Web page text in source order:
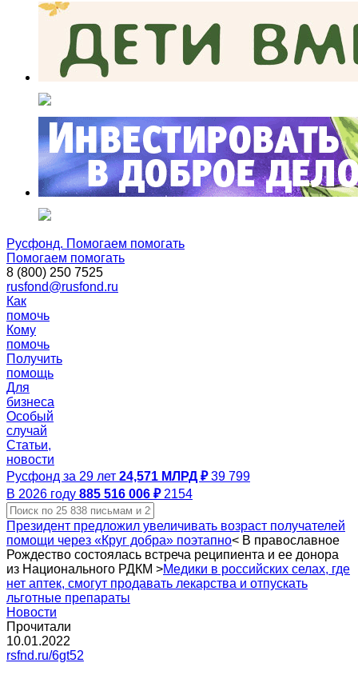
Русфонд. Помогаем помогать
Помогаем помогать
8 (800) 250 7525
rusfond@rusfond.ru
Как
помочь
Кому
помочь
Получить
помощь
Для
бизнеса
Особый
случай
Статьи,
новости
Русфонд за 29 лет 24,571 МЛРД ₽ 39 799
В 2026 году 885 516 006 ₽ 2154
Президент предложил увеличивать возраст получателей
помощи через «Круг добра» поэтапно< В православное
Рождество состоялась встреча реципиента и ее донора
из Национального РДКМ >Медики в российских селах, где
нет аптек, смогут продавать лекарства и отпускать
льготные препараты
Новости
Прочитали
10.01.2022
rsfnd.ru/6gt52